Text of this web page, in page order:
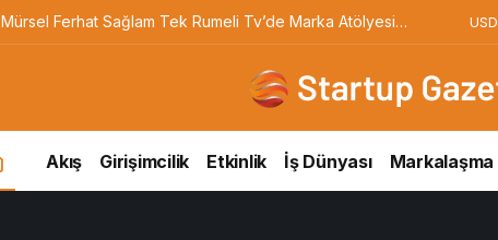
Mürsel Ferhat Sağlam Tek Rumeli Tv’de Marka Atölyesi USD
Akış Girişimcilik Etkinlik İş Dünyası Markalaşma